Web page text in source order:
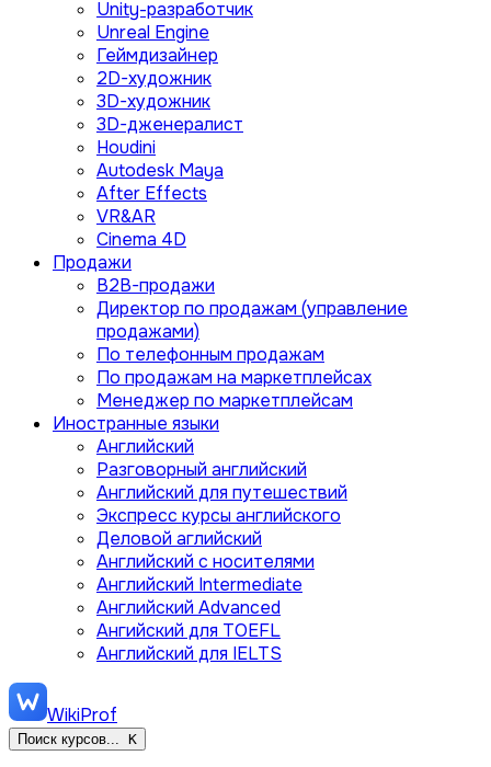
Unity-разработчик
Unreal Engine
Геймдизайнер
2D-художник
3D-художник
3D-дженералист
Houdini
Autodesk Maya
After Effects
VR&AR
Cinema 4D
Продажи
B2B-продажи
Директор по продажам (управление
продажами)
По телефонным продажам
По продажам на маркетплейсах
Менеджер по маркетплейсам
Иностранные языки
Английский
Разговорный английский
Английский для путешествий
Экспресс курсы английского
Деловой аглийский
Английский с носителями
Английский Intermediate
Английский Advanced
Ангийский для TOEFL
Английский для IELTS
WikiProf
Поиск курсов... K